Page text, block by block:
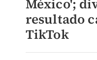
México';
resultado
TikTok